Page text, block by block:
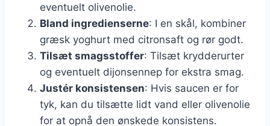
eventuelt olivenolie.
Bland ingredienserne: I en skål, kombiner
græsk yoghurt med citronsaft og rør godt.
Tilsæt smagsstoffer: Tilsæt krydderurter
og eventuelt dijonsennep for ekstra smag.
Justér konsistensen: Hvis saucen er for
tyk, kan du tilsætte lidt vand eller olivenolie
for at opnå den ønskede konsistens.